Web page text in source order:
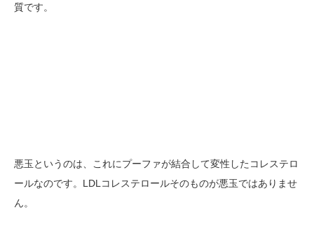
質です。
悪玉というのは、これにプーファが結合して変性したコレステロ
ールなのです。LDLコレステロールそのものが悪玉ではありませ
ん。